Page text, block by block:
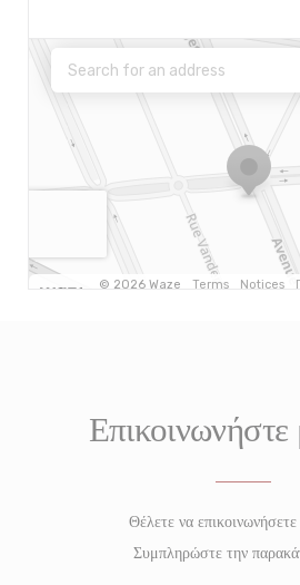
Επικοινωνήστε
Θέλετε να
Συμπληρώστε την